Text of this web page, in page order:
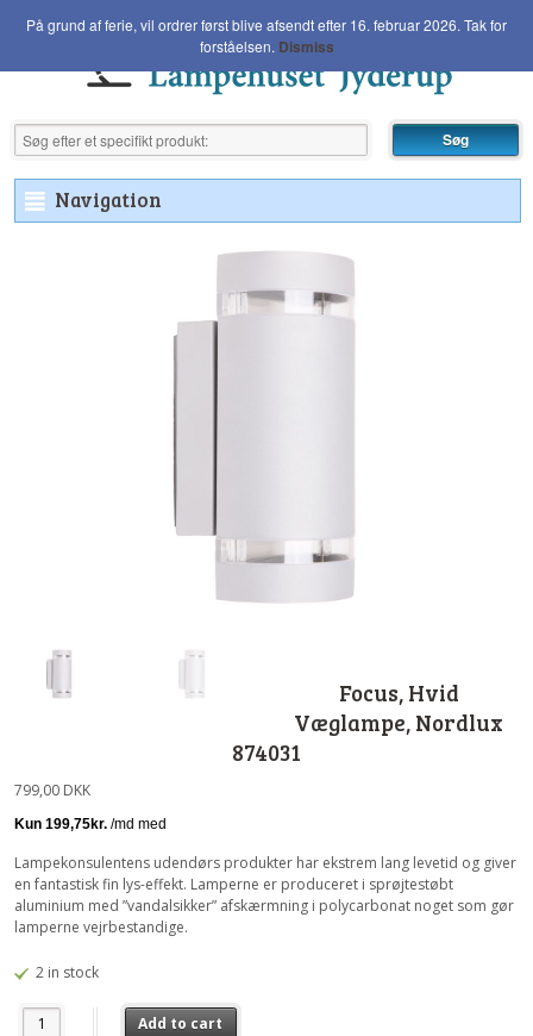
² Navigation
Focus, Hvid
Væglampe, Nordlux
874031
799,00 DKK
Lampekonsulentens udendørs produkter har ekstrem lang levetid og giver
en fantastisk fin lys-effekt. Lamperne er produceret i sprøjtestøbt
aluminium med ”vandalsikker” afskærmning i polycarbonat noget som gør
lamperne vejrbestandige.
2 in stock
Focus, Hvid Væglampe, Nordlux 874031 quantity
Add to cart
På grund af ferie, vil ordrer først blive afsendt efter 16. februar 2026. Tak for
forståelsen. Dismiss